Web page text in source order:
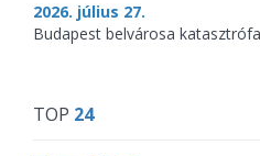
2026. július 27.
Budapest belvárosa
TOP 24